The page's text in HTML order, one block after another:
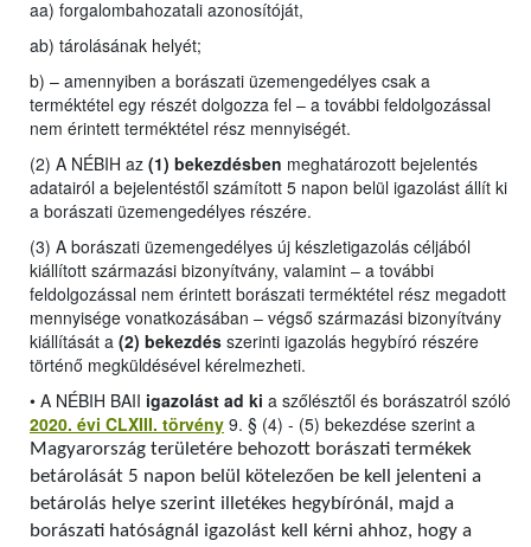
aa) forgalombahozatali azonosítóját,
ab) tárolásának helyét;
b) – amennyiben a borászati üzemengedélyes csak a
terméktétel egy részét dolgozza fel – a további feldolgozással
nem érintett terméktétel rész mennyiségét.
(2) A NÉBIH az (1) bekezdésben meghatározott bejelentés
adatairól a bejelentéstől számított 5 napon belül igazolást állít ki
a borászati üzemengedélyes részére.
(3) A borászati üzemengedélyes új készletigazolás céljából
kiállított származási bizonyítvány, valamint – a további
feldolgozással nem érintett borászati terméktétel rész megadott
mennyisége vonatkozásában – végső származási bizonyítvány
kiállítását a (2) bekezdés szerinti igazolás hegybíró részére
történő megküldésével kérelmezheti.
• A NÉBIH BAII igazolást ad ki a szőlésztől és borászatról szóló
2020. évi CLXIII. törvény 9. § (4) - (5) bekezdése szerint a
Magyarország területére behozott borászati termékek
betárolását 5 napon belül kötelezően be kell jelenteni a
betárolás helye szerint illetékes hegybírónál, majd a
borászati hatóságnál igazolást kell kérni ahhoz, hogy a